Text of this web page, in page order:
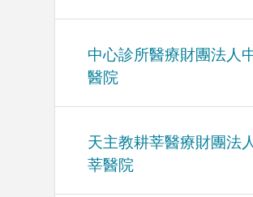
中心診所醫療財團法人
醫院
天主教耕莘醫療財團法
莘醫院